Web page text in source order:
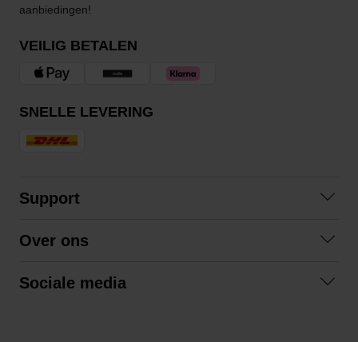
aanbiedingen!
VEILIG BETALEN
SNELLE LEVERING
Support
Algemene voorwaarden
Over ons
Sociale media